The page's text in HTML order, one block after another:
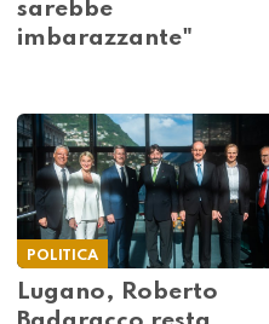
sarebbe
imbarazzante"
POLITICA
Lugano, Roberto